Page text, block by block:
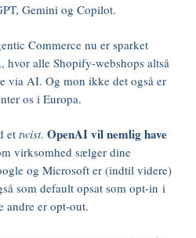
Gemini og Copilot.
Commerce nu er sparket
hvor alle Shopify-webshops altså
via AI. Og mon ikke det også er
os i Europa.
et twist. OpenAI vil nemlig have
virksomhed sælger dine
og Microsoft er (indtil videre)
som default opsat som opt-in i
andre er opt-out.